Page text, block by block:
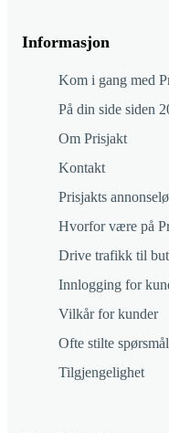
Informasjon
Kom i gang med
På din side siden
Om Prisjakt
Kontakt
Prisjakts
Hvorfor være på
Drive trafikk til
Innlogging for
Vilkår for kunder
Ofte stilte spørsmål
Tilgjengelighet